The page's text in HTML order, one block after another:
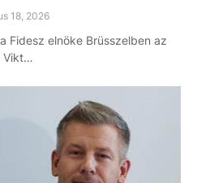
18, 2026
Fidesz elnöke Brüsszelben az
Vikt…